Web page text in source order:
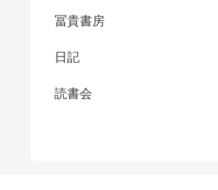
冨貴書房
日記
読書会